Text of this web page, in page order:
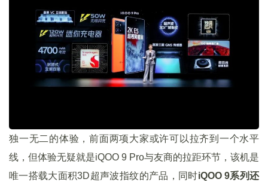
独一无二的体验，前面两项大家或许可以拉齐到一个水平
线，但体验无疑就是iQOO 9 Pro与友商的拉距环节，该机是
唯一搭载大面积3D超声波指纹的产品，同时iQOO 9系列还